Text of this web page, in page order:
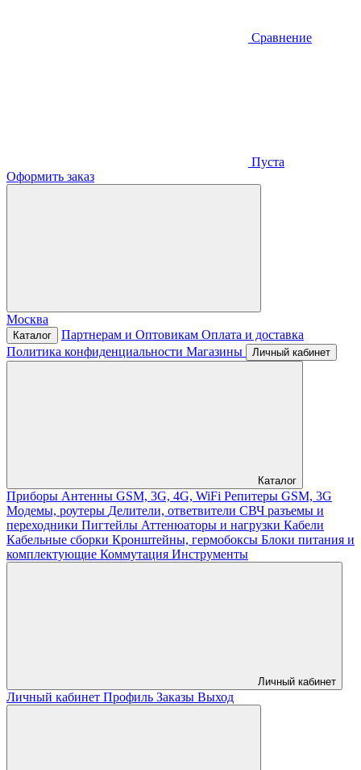
Сравнение
Пуста
Оформить заказ
Москва
Каталог Партнерам и Оптовикам Оплата и доставка
Политика конфиденциальности Магазины Личный кабинет
Каталог
Приборы Антенны GSM, 3G, 4G, WiFi Репитеры GSM, 3G
Модемы, роутеры Делители, ответвители СВЧ разъемы и
переходники Пигтейлы Аттенюаторы и нагрузки Кабели
Кабельные сборки Кронштейны, гермобоксы Блоки питания и
комплектующие Коммутация Инструменты
Личный кабинет
Личный кабинет Профиль Заказы Выход